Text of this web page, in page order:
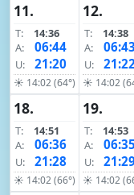
11.
T:
14:36
A:
06:44
U: 21:20
☀ 14:02 (64°)
12.
T:
14:38
A:
06:43
U:
☀ 14:02
18.
T:
14:51
A:
06:36
U: 21:28
☀ 14:02 (66°)
19.
T:
14:53
A:
06:35
U:
☀ 14:02